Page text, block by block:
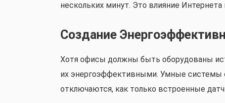
нескольких минут. Это влияние
Создание
Хотя офисы должны быть оборудованы
их энергоэффективными. Умные системы
отключаются, как только встроенные